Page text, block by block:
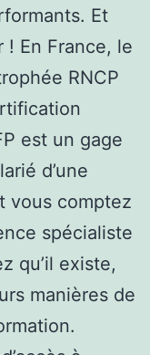
Et
! En France, le
RNCP
est un gage
d’une
vous comptez
spécialiste
qu’il existe,
manières de